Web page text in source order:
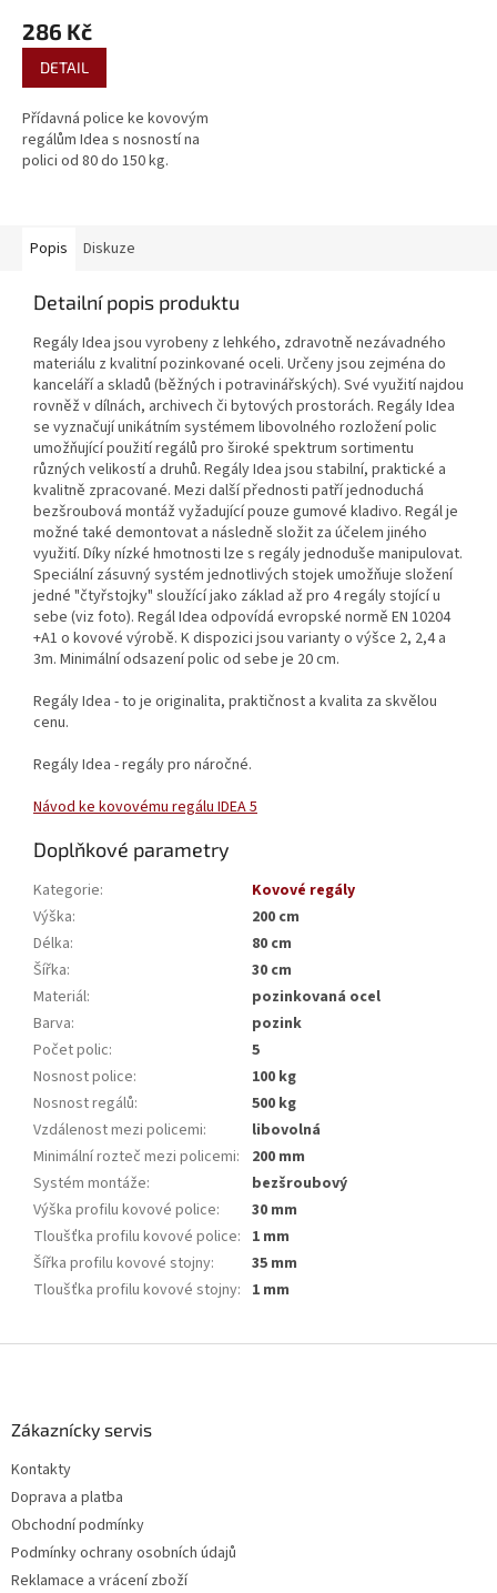
286 Kč
DETAIL
Přídavná police ke kovovým
regálům Idea s nosností na
polici od 80 do 150 kg.
Popis Diskuze
Detailní popis produktu
Regály Idea jsou vyrobeny z lehkého, zdravotně nezávadného
materiálu z kvalitní pozinkované oceli. Určeny jsou zejména do
kanceláří a skladů (běžných i potravinářských). Své využití najdou
rovněž v dílnách, archivech či bytových prostorách. Regály Idea
se vyznačují unikátním systémem libovolného rozložení polic
umožňující použití regálů pro široké spektrum sortimentu
různých velikostí a druhů. Regály Idea jsou stabilní, praktické a
kvalitně zpracované. Mezi další přednosti patří jednoduchá
bezšroubová montáž vyžadující pouze gumové kladivo. Regál je
možné také demontovat a následně složit za účelem jiného
využití. Díky nízké hmotnosti lze s regály jednoduše manipulovat.
Speciální zásuvný systém jednotlivých stojek umožňuje složení
jedné "čtyřstojky" sloužící jako základ až pro 4 regály stojící u
sebe (viz foto). Regál Idea odpovídá evropské normě EN 10204
+A1 o kovové výrobě. K dispozici jsou varianty o výšce 2, 2,4 a
3m. Minimální odsazení polic od sebe je 20 cm.
Regály Idea - to je originalita, praktičnost a kvalita za skvělou
cenu.
Regály Idea - regály pro náročné.
Návod ke kovovému regálu IDEA 5
Doplňkové parametry
Kategorie:
Kovové regály
Výška:
200 cm
Délka:
80 cm
Šířka:
30 cm
Materiál:
pozinkovaná ocel
Barva:
pozink
Počet polic:
5
Nosnost police:
100 kg
Nosnost regálů:
500 kg
Vzdálenost mezi policemi:
libovolná
Minimální rozteč mezi policemi:
200 mm
Systém montáže:
bezšroubový
Výška profilu kovové police:
30 mm
Tloušťka profilu kovové police: 1 mm
Šířka profilu kovové stojny:
35 mm
Tloušťka profilu kovové stojny: 1 mm
Zákaznícky servis
Kontakty
Doprava a platba
Obchodní podmínky
Podmínky ochrany osobních údajů
Reklamace a vrácení zboží